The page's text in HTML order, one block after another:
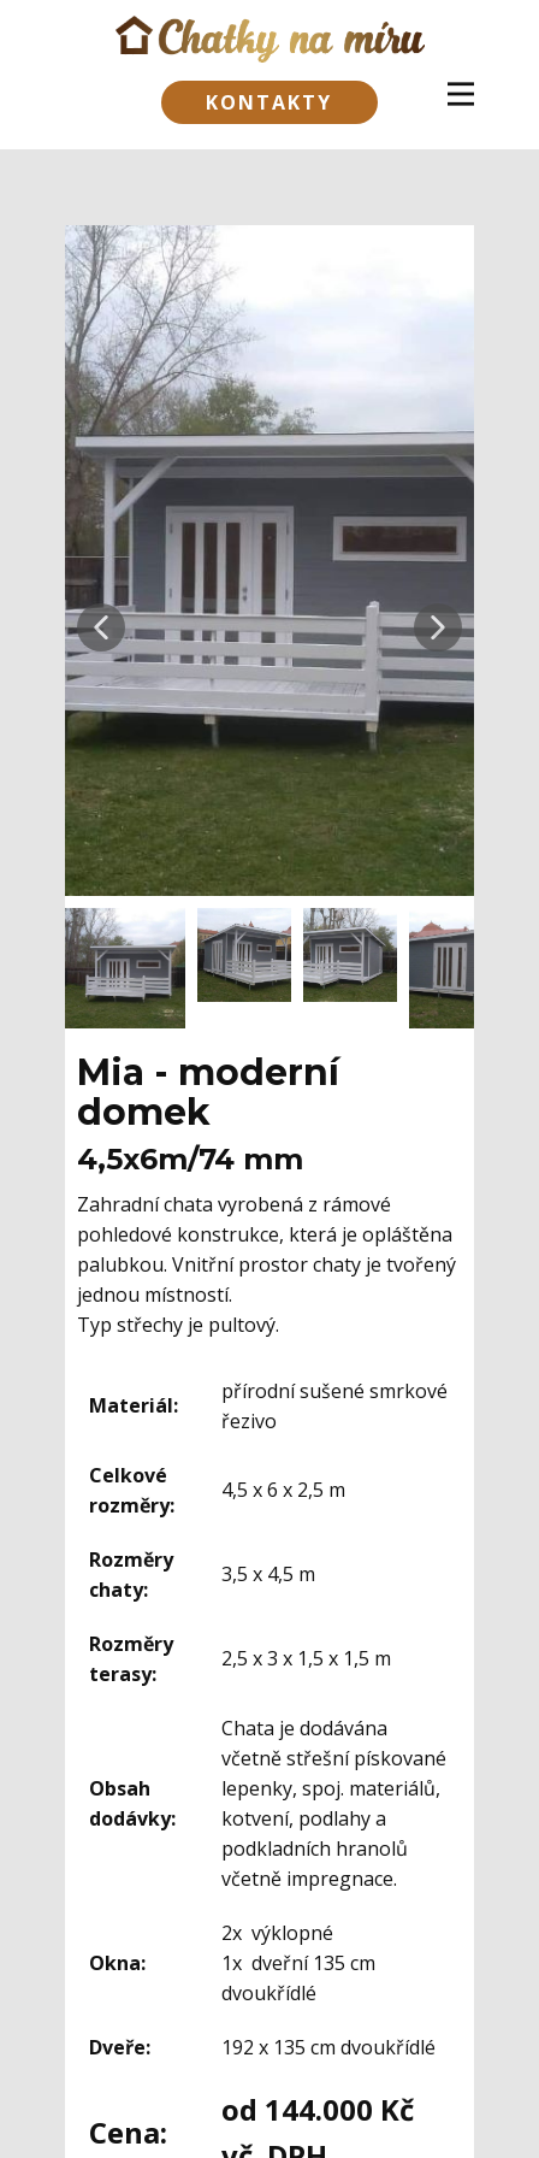
KONTAKTY
Mia - moderní
domek
4,5x6m/74 mm
Zahradní chata vyrobená z rámové
pohledové konstrukce, která je opláštěna
palubkou. Vnitřní prostor chaty je tvořený
jednou místností.
Typ střechy je pultový.
Materiál:
přírodní sušené smrkové
řezivo
Celkové
rozměry:
4,5 x 6 x 2,5 m
Rozměry
chaty:
3,5 x 4,5 m
Rozměry
terasy:
2,5 x 3 x 1,5 x 1,5 m
Obsah
dodávky:
Chata je dodávána
včetně střešní pískované
lepenky, spoj. materiálů,
kotvení, podlahy a
podkladních hranolů
včetně impregnace.
Okna:
2x výklopné
1x dveřní 135 cm
dvoukřídlé
Dveře: 192 x 135 cm dvoukřídlé
Cena:
od 144.000 Kč